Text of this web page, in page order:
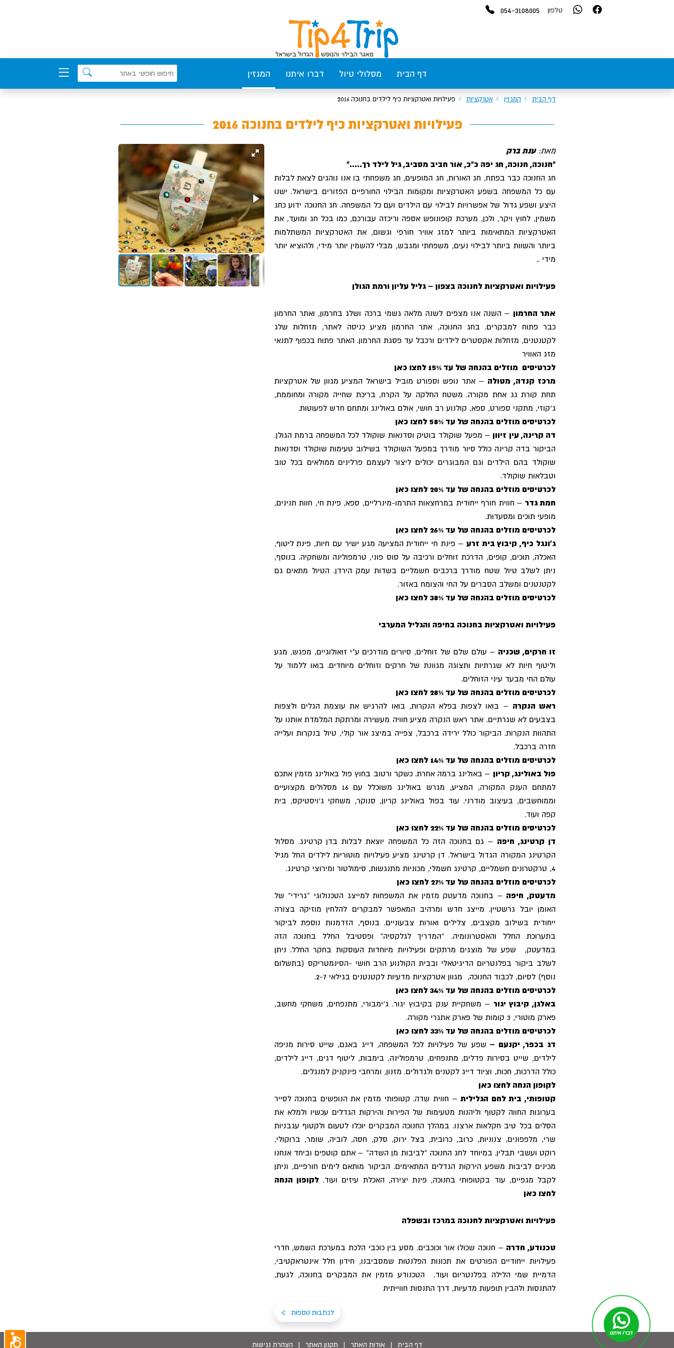
טלפון 054-3108005
דף הבית מסלולי טיול דברו איתנו המגזין
דף הבית המגזין אטרקציות פעילויות ואטרקציות כיף לילדים בחנוכה 2016
פעילויות ואטרקציות כיף לילדים בחנוכה 2016
מאת:ענת ברק
"חנוכה, חנוכה, חג יפה כ"כ, אור חביב מסביב, גיל לילד רך....."
חג החנוכה כבר בפתח, חג האורות, חג המופעים, חג משפחתי בו אנו נוהגים לצאת לבלות
עם כל המשפחה בשפע האטרקציות ומקומות הבילוי החורפיים הפזורים בישראל. ישנו
היצע ושפע גדול של אפשרויות לבילוי עם הילדים ועם כל המשפחה. חג החנוכה ידוע כחג
משמין, לחוץ ויקר, ולכן, מערכת קופונופש אספה וריכזה עבורכם, כמו בכל חג ומועד, את
האטרקציות המתאימות ביותר למזג אוויר חורפי וגשום, את האטרקציות המשתלמות
ביותר והשוות ביותר לבילוי נעים, משפחתי ומגבש, מבלי להשמין יותר מידי, ולהוציא יותר
מידי ..
פעילויות ואטרקציות לחנוכה בצפון – גליל עליון ורמת הגולן
אתר החרמון – השנה אנו מצפים לשנה מלאה גשמי ברכה ושלג בחרמון, ואתר החרמון
כבר פתוח למבקרים. בחג החנוכה, אתר החרמון מציע כניסה לאתר, מזחלות שלג
לקטנטנים, מזחלות אקסטרים לילדים ורכבל עד פסגת החרמון. האתר פתוח בכפוף לתנאי
מזג האוויר
לכרטיסים מוזלים בהנחה של עד 15% לחצו כאן
מרכז קנדה, מטולה – אתר נופש וספורט מוביל בישראל המציע מגוון של אטרקציות
תחת קורת גג אחת מקורה. משטח החלקה על הקרח, בריכת שחייה מקורה ומחוממת,
ג'קוזי, מתקני ספורט, ספא, קולנוע רב חושי, אולם באולינג ומתחם חדש לפעוטות.
לכרטיסים מוזלים בהנחה של עד 58% לחצו כאן
דה קרינה, עין זיוון – מפעל שוקולד בוטיק וסדנאות שוקולד לכל המשפחה ברמת הגולן.
הביקור בדה קרינה כולל סיור מודרך במפעל השוקולד בשילוב טעימות שוקולד וסדנאות
שוקולד בהם הילדים וגם המבוגרים יכולים ליצור לעצמם פרלינים ממולאים בכל טוב
וטבלאות שוקולד.
לכרטיסים מוזלים בהנחה של עד 20% לחצו כאן
חמת גדר – חווית חורף ייחודית במרחצאות התרמו-מינרליים, ספא, פינת חי, חוות תנינים,
מופעי תוכים ומסעדות.
לכרטיסים מוזלים בהנחה של עד 26% לחצו כאן
ג'ונגל כיף, קיבוץ בית זרע – פינת חי ייחודית המציעה מגע ישיר עם חיות, פינת ליטוף,
האכלה, תוכים, קופים, הדרכת זוחלים ורכיבה על סוס פוני, טרמפולינה ומשחקיה. בנוסף,
ניתן לשלב טיול שטח מודרך ברכבים חשמליים בשדות עמק הירדן. הטיול מתאים גם
לקטנטנים ומשלב הסברים על החי והצומח באזור.
לכרטיסים מוזלים בהנחה של עד 38% לחצו כאן
פעילויות ואטרקציות בחנוכה בחיפה והגליל המערבי
זו חרקים, שכניה – עולם שלם של זוחלים, סיורים מודרכים ע"י זואולוגיים, מפגש, מגע
וליטוף חיות לא שגרתיות ותצוגה מגוונת של חרקים וזוחלים מיוחדים. בואו ללמוד על
עולם החי מבעד עיני הזוחלים.
לכרטיסים מוזלים בהנחה של עד 28% לחצו כאן
ראש הנקרה – בואו לצפות בפלא הנקרות, בואו להרגיש את עוצמת הגלים ולצפות
בצבעים לא שגרתיים. אתר ראש הנקרה מציע חוויה מעשירה ומרתקת המלמדת אותנו על
התהוות הנקרות. הביקור כולל ירידה ברכבל, צפייה במיצג אור קולי, טיול בנקרות ועלייה
חזרה ברכבל.
לכרטיסים מוזלים בהנחה של עד 14% לחצו כאן
פול באולינג, קריון – באולינג ברמה אחרת. כשקר ורטוב בחוץ פול באולינג מזמין אתכם
למתחם הענק המקורה, המציע, מגרש באולינג משוכלל עם 16 מסלולים מקצועיים
וממוחשבים, בעיצוב מודרני. עוד בפול באולינג קריון, סנוקר, משחקי ג'ויסטיקס, בית
קפה ועוד.
לכרטיסים מוזלים בהנחה של עד 22% לחצו כאן
דן קרטינג, חיפה – גם בחנוכה הזה כל המשפחה יוצאת לבלות בדן קרטינג. מסלול
הקרטינג המקורה הגדול בישראל. דן קרטינג מציע פעילויות מוטוריות לילדים החל מגיל
4, טרקטרונים חשמליים, קרטינג חשמלי, מכוניות מתנגשות, סימולטור ומירוצי קרטינג.
לכרטיסים מוזלים בהנחה של עד 27% לחצו כאן
מדעטק, חיפה – בחנוכה מדעטק מזמין את המשפחות למייצג הטכנולוגי "גרידי" של
האומן יובל גרשטיין. מייצג חדש ומרהיב המאפשר למבקרים להלחין מוזיקה בצורה
ייחודית בשילוב מקצבים, צלילים ואורות צבעוניים. בנוסף, הזדמנות נוספת לביקור
בתערוכת החלל והאסטרונומיה. "המדריך לגלקסיה" ופסטיבל החלל בחנוכה הזה
במדעטק, שפע של מוצגים מרתקים ופעילויות מיוחדות העוסקות בחקר החלל. ניתן
לשלב ביקור בפלנטריום הדיגיטאלי ובבית הקולנוע הרב חושי -הסינמטריקס (בתשלום
נוסף) לסיום, לכבוד החנוכה, מגוון אטרקציות מדעיות לקטנטנים בגילאי 2-7.
לכרטיסים מוזלים בהנחה של עד 34% לחצו כאן
באלגן, קיבוץ יגור – משחקיית ענק בקיבוץ יגור. ג'ימבורי, מתנפחים, משחקי מחשב,
פארק מוטורי, 3 קומות של פארק אתגרי מקורה.
לכרטיסים מוזלים בהנחה של עד 33% לחצו כאן
דג בכפר, יקנעם – שפע של פעילויות לכל המשפחה, דייג באגם, שייט סירות מניפה
לילדים, שייט בסירות פדלים, מתנפחים, טרמפולינה, בימבות, ליטוף דגים, דייג לילדים,
כולל הדרכות, חכות, וציוד דייג לקטנים ולגדולים. מזנון, ומרחבי פינקניק למנגלים.
לקופון הנחה לחצו כאן
קטופותי, בית לחם הגלילית– חווית שדה. קטופותי מזמין את הנופשים בחנוכה לסייר
בערוגות החווה לקטוף וליהנות מטעימות של הפירות והירקות הגדלים עכשיו ולמלא את
הסלים בכל טיב חקלאות ארצנו. במהלך החנוכה המבקרים יוכלו לטעום ולקטוף עגבניות
שרי, מלפפונים, צנוניות, כרוב, כרובית, בצל ירוק, סלק, חסה, לוביה, שומר, ברוקולי,
רוקט ועשבי תבלין. במיוחד לחג החנוכה "לביבות מן השדה" – אתם קוטפים וביחד אנחנו
מכינים לביבות משפע הירקות הגדלים המתאימים. הביקור מותאם לימים חורפיים, וניתן
לקבל מגפיים, עוד בקטופותי בחנוכה, פינת יצירה, האכלת עיזים ועוד.לקופון הנחה
לחצו כאן
פעילויות ואטרקציות לחנוכה במרכז ובשפלה
טכנודע, חדרה – חנוכה שכולו אור וכוכבים. מסע בין כוכבי הלכת במערכת השמש, חדרי
פעילויות ייחודיים הפורטים את תכונות הפלנטות שמסביבנו, חידון חלל אינטראקטיבי,
הדמיית שמי הלילה בפלנטריום ועוד. הטכנודע מזמין את המבקרים בחנוכה, לגעת,
להתנסות ולהבין תופעות מדעיות, דרך התנסות חווייתית
לכתבות נוספות
דף הבית | אודות האתר | תקנון האתר | הצהרת נגישות